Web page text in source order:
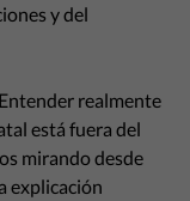
y del
realmente
está fuera del
mirando desde
explicación